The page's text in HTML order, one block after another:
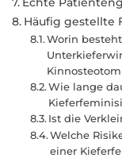
Häufig gestellte
Worin
Wie lange
Ist die
Welche
einer